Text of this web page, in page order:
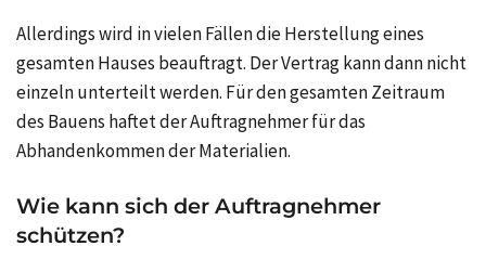
Allerdings wird in vielen Fällen die Herstellung eines
gesamten Hauses beauftragt. Der Vertrag kann dann nicht
einzeln unterteilt werden. Für den gesamten Zeitraum
des Bauens haftet der Auftragnehmer für das
Abhandenkommen der Materialien.
Wie kann sich der Auftragnehmer
schützen?